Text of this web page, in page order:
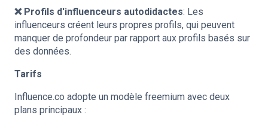
❌ Profils d'influenceurs autodidactes: Les
influenceurs créent leurs propres profils, qui peuvent
manquer de profondeur par rapport aux profils basés sur
des données.
Tarifs
Influence.co adopte un modèle freemium avec deux
plans principaux :